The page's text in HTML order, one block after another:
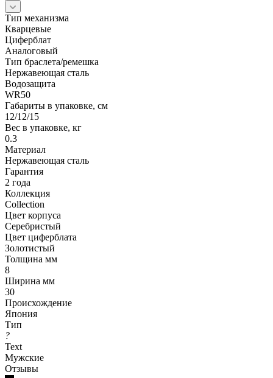
Тип механизма
Кварцевые
Циферблат
Аналоговый
Тип браслета/ремешка
Нержавеющая сталь
Водозащита
WR50
Габариты в упаковке, см
12/12/15
Вес в упаковке, кг
0.3
Материал
Нержавеющая сталь
Гарантия
2 года
Коллекция
Collection
Цвет корпуса
Серебристый
Цвет циферблата
Золотистый
Толщина мм
8
Ширина мм
30
Происхождение
Япония
Тип
?
Text
Мужские
Отзывы